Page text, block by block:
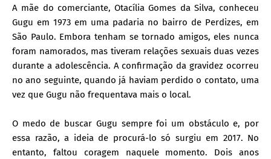
A mãe do comerciante, Otacília Gomes da Silva, conheceu
Gugu em 1973 em uma padaria no bairro de Perdizes, em
São Paulo. Embora tenham se tornado amigos, eles nunca
foram namorados, mas tiveram relações sexuais duas vezes
durante a adolescência. A confirmação da gravidez ocorreu
no ano seguinte, quando já haviam perdido o contato, uma
vez que Gugu não frequentava mais o local.
O medo de buscar Gugu sempre foi um obstáculo e, por
essa razão, a ideia de procurá-lo só surgiu em 2017. No
entanto, faltou coragem naquele momento. Dois anos